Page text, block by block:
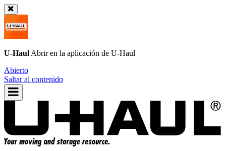
U-Haul Abrir en la aplicación de U-Haul
Abierto
Saltar al contenido